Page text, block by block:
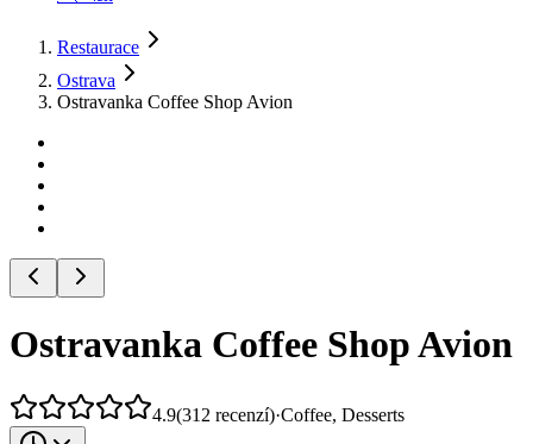
Restaurace
Ostrava
Ostravanka Coffee Shop Avion
Ostravanka Coffee Shop Avion
4.9(312 recenzí)·Coffee, Desserts